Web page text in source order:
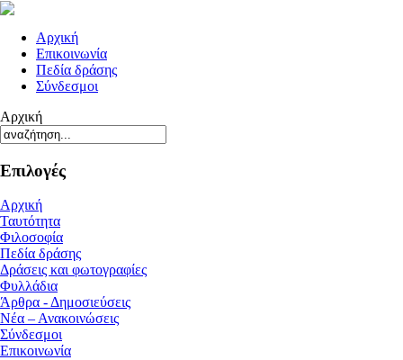
Aρχική
Επικοινωνία
Πεδία δράσης
Σύνδεσμοι
Αρχική
Επιλογές
Αρχική
Ταυτότητα
Φιλοσοφία
Πεδία δράσης
Δράσεις και φωτογραφίες
Φυλλάδια
Άρθρα - Δημοσιεύσεις
Νέα – Ανακοινώσεις
Σύνδεσμοι
Επικοινωνία